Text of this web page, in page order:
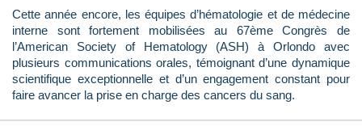
Cette année encore, les équipes d’hématologie et de médecine
interne sont fortement mobilisées au 67ème Congrès de
l’American Society of Hematology (ASH) à Orlondo avec
plusieurs communications orales, témoignant d’une dynamique
scientifique exceptionnelle et d’un engagement constant pour
faire avancer la prise en charge des cancers du sang.